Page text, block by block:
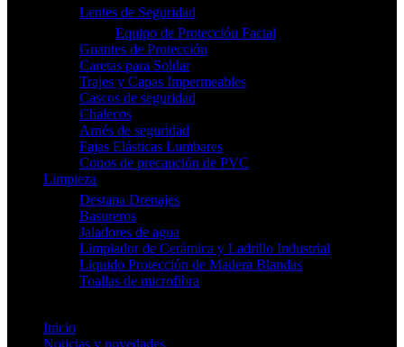
Lentes de Seguridad
Equipo de Protección Facial
Guantes de Protección
Caretas para Soldar
Trajes y Capas Impermeables
Cascos de seguridad
Chalecos
Arnés de seguridad
Fajas Elásticas Lumbares
Conos de precaución de PVC
Limpieza
Destapa Drenajes
Basureros
Jaladores de agua
Limpiador de Cerámica y Ladrillo Industrial
Liquido Protección de Madera Blandas
Toallas de microfibra
Inicio
Noticias y novedades